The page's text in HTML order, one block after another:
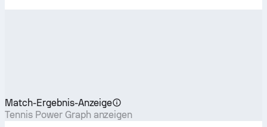
Match-Ergebnis-Anzeige
Tennis Power Graph anzeigen